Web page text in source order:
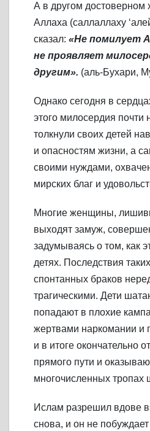
А в другом достоверном
Аллаха (саллаллаху
сказал: «Не помилует
не проявляет
другим». (аль-Бухари,
Однако сегодня в
этого милосердия почти
толкнули своих детей
и опасностям жизни, а
своими нуждами,
мирских благ и
Многие женщины,
выходят замуж,
задумываясь о том, как
детях. Последствия
спонтанных браков
трагическими. Дети
попадают в плохие
жертвами наркомании и
и в итоге окончательно
прямого пути и
многочисленных тропах
Ислам разрешил вдове
снова, и он не